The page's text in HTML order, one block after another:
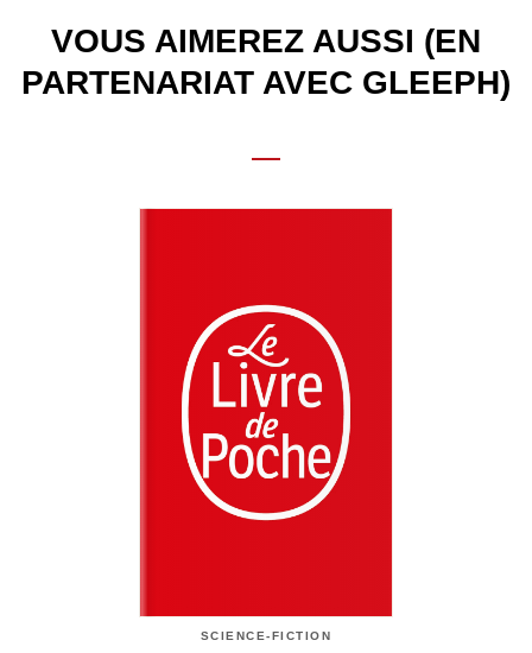
VOUS AIMEREZ AUSSI (EN
PARTENARIAT AVEC GLEEPH)
SCIENCE-FICTION